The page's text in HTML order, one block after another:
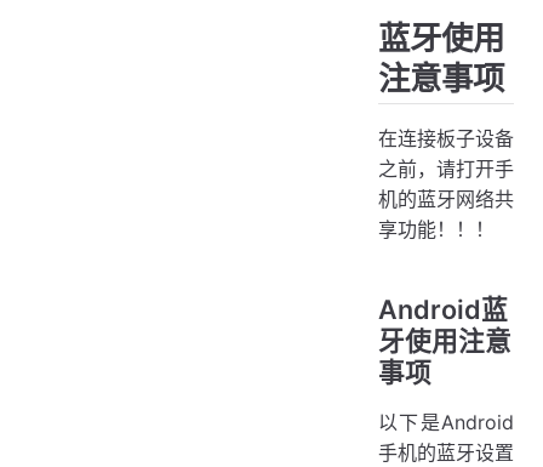
蓝牙使用
注意事项
在连接板子设备
之前，请打开手
机的蓝牙网络共
享功能！！！
Android蓝
牙使用注意
事项
以下是Android
手机的蓝牙设置